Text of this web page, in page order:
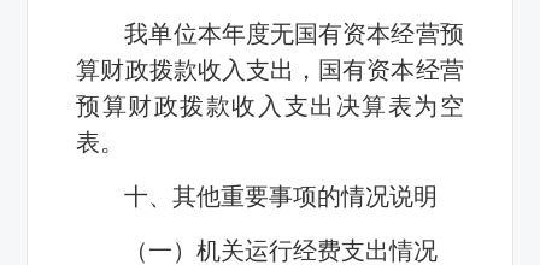
我单位本年度无国有资本经营预
算财政拨款收入支出，国有资本经营
预算财政拨款收入支出决算表为空
表。
十、其他重要事项的情况说明
（一）机关运行经费支出情况